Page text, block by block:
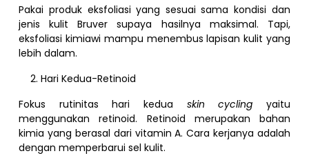
Pakai produk eksfoliasi yang sesuai sama kondisi dan
jenis kulit Bruver supaya hasilnya maksimal. Tapi,
eksfoliasi kimiawi mampu menembus lapisan kulit yang
lebih dalam.
Hari Kedua-Retinoid
Fokus rutinitas hari kedua skin cycling yaitu
menggunakan retinoid. Retinoid merupakan bahan
kimia yang berasal dari vitamin A. Cara kerjanya adalah
dengan memperbarui sel kulit.